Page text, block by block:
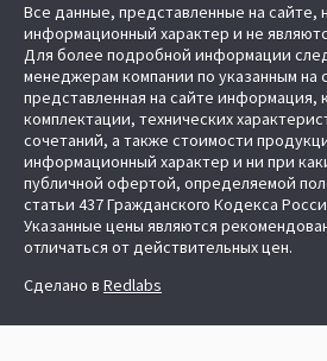
Все данные, представленные на сайте,
информационный характер и не
Для более подробной информации
менеджерам компании по указанным на
представленная на сайте информация,
комплектации, технических
сочетаний, а также стоимости
информационный характер и ни при
публичной офертой, определяемой
статьи 437 Гражданского Кодекса
Указанные цены являются
отличаться от действительных цен.
Сделано в Redlabs